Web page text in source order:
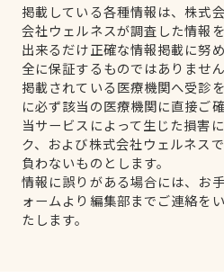
掲載している各種情報は、株式
会社ウェルネスが調査した情報
出来るだけ正確な情報掲載に努
全に保証するものではありません
掲載されている医療機関へ受診
に必ず該当の医療機関に直接ご
当サービスによって生じた損害
ク、および株式会社ウェルネス
負わないものとします。
情報に誤りがある場合には、お
ォームより編集部までご連絡を
たします。